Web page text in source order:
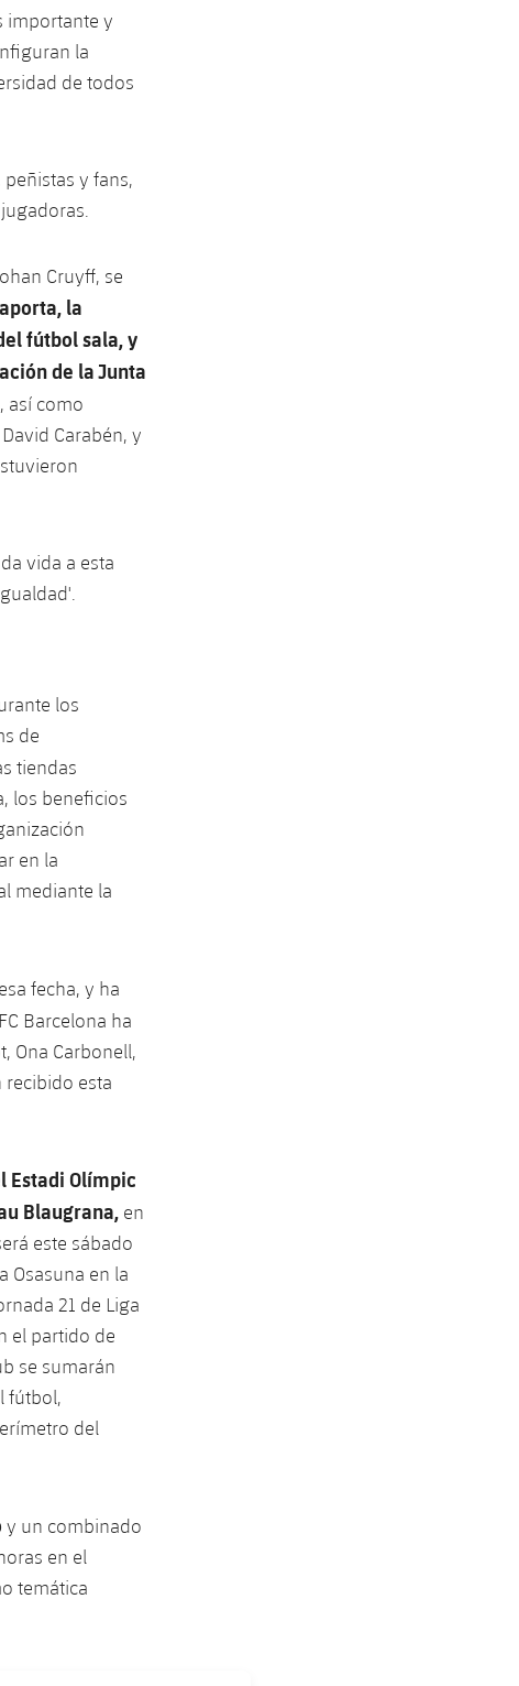
importante y
la
de todos
y fans,
Cruyff, se
la
fútbol sala, y
de la Junta
así como
Carabén, y
vida a esta
los
de
tiendas
los beneficios
en la
mediante la
fecha, y ha
Barcelona ha
Ona Carbonell,
recibido esta
Estadi Olímpic
Blaugrana, en
este sábado
Osasuna en la
21 de Liga
el partido de
se sumarán
fútbol,
del
y un combinado
en el
temática